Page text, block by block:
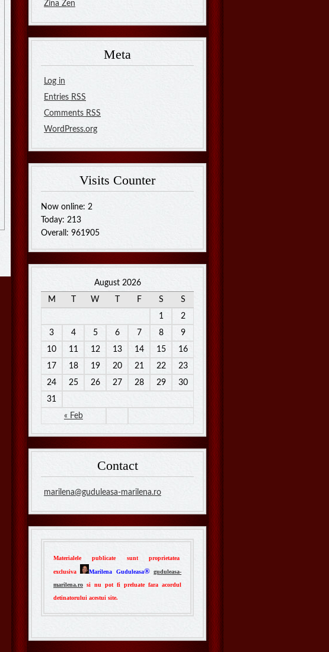
Zina Zen
Meta
Log in
Entries RSS
Comments RSS
WordPress.org
Visits Counter
Now online: 2
Today: 213
Overall: 961905
August 2026
M
W F S S
« Feb
1
2
3
4 5 6 7 8
9
10
11 12 13 14 15
16
17
18 19 20 21 22
23
24
25 26 27 28 29
30
31
Contact
marilena@guduleasa-marilena.ro
Materialele publicate sunt proprietatea
exclusiva Marilena Guduleasa® guduleasa-
marilena.ro si nu pot fi preluate fara acordul
detinatorului acestui site.